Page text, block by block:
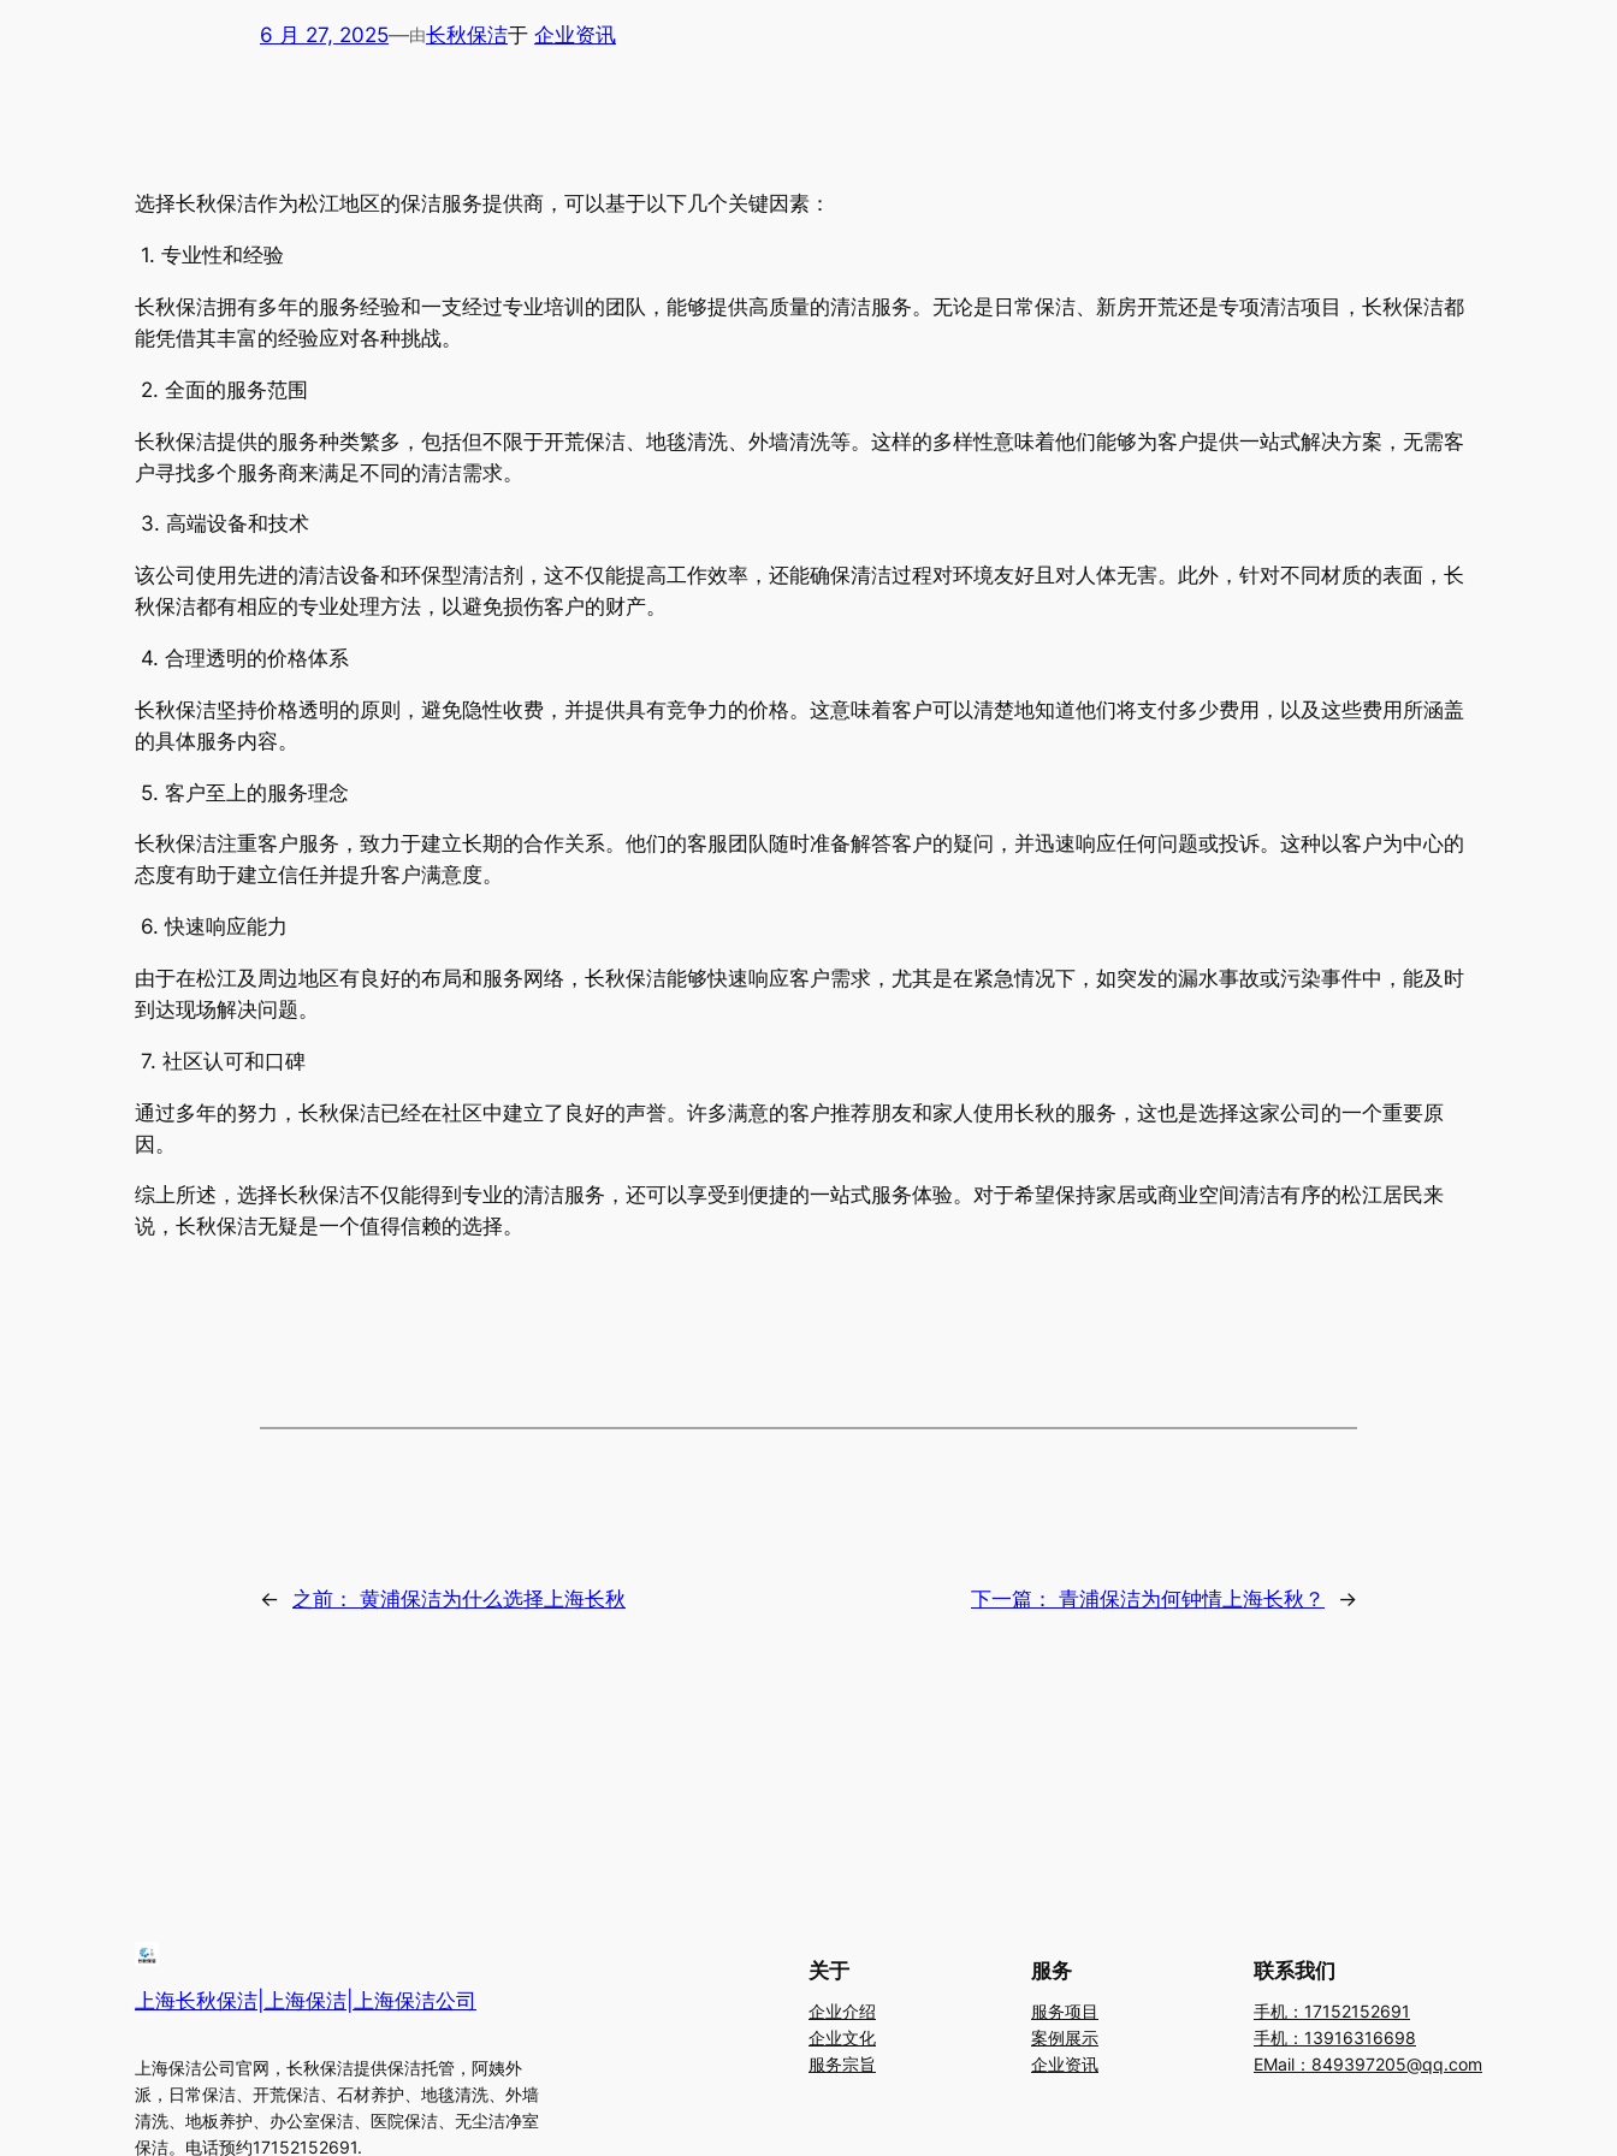
6 月 27, 2025—由长秋保洁于 企业资讯
选择长秋保洁作为松江地区的保洁服务提供商，可以基于以下几个关键因素：
1. 专业性和经验
长秋保洁拥有多年的服务经验和一支经过专业培训的团队，能够提供高质量的清洁服务。无论是日常保洁、新房开荒还是专项清洁项目，长秋保洁都
能凭借其丰富的经验应对各种挑战。
2. 全面的服务范围
长秋保洁提供的服务种类繁多，包括但不限于开荒保洁、地毯清洗、外墙清洗等。这样的多样性意味着他们能够为客户提供一站式解决方案，无需客
户寻找多个服务商来满足不同的清洁需求。
3. 高端设备和技术
该公司使用先进的清洁设备和环保型清洁剂，这不仅能提高工作效率，还能确保清洁过程对环境友好且对人体无害。此外，针对不同材质的表面，长
秋保洁都有相应的专业处理方法，以避免损伤客户的财产。
4. 合理透明的价格体系
长秋保洁坚持价格透明的原则，避免隐性收费，并提供具有竞争力的价格。这意味着客户可以清楚地知道他们将支付多少费用，以及这些费用所涵盖
的具体服务内容。
5. 客户至上的服务理念
长秋保洁注重客户服务，致力于建立长期的合作关系。他们的客服团队随时准备解答客户的疑问，并迅速响应任何问题或投诉。这种以客户为中心的
态度有助于建立信任并提升客户满意度。
6. 快速响应能力
由于在松江及周边地区有良好的布局和服务网络，长秋保洁能够快速响应客户需求，尤其是在紧急情况下，如突发的漏水事故或污染事件中，能及时
到达现场解决问题。
7. 社区认可和口碑
通过多年的努力，长秋保洁已经在社区中建立了良好的声誉。许多满意的客户推荐朋友和家人使用长秋的服务，这也是选择这家公司的一个重要原
因。
综上所述，选择长秋保洁不仅能得到专业的清洁服务，还可以享受到便捷的一站式服务体验。对于希望保持家居或商业空间清洁有序的松江居民来
说，长秋保洁无疑是一个值得信赖的选择。
← 之前： 黄浦保洁为什么选择上海长秋​ 下一篇： 青浦保洁为何钟情上海长秋？ →
上海长秋保洁|上海保洁|上海保洁公司
上海保洁公司官网，长秋保洁提供保洁托管，阿姨外
派，日常保洁、开荒保洁、石材养护、地毯清洗、外墙
清洗、地板养护、办公室保洁、医院保洁、无尘洁净室
保洁。电话预约17152152691.
关于
企业介绍
企业文化
服务宗旨
服务
服务项目
案例展示
企业资讯
联系我们
手机：17152152691
手机：13916316698
EMail：849397205@qq.com